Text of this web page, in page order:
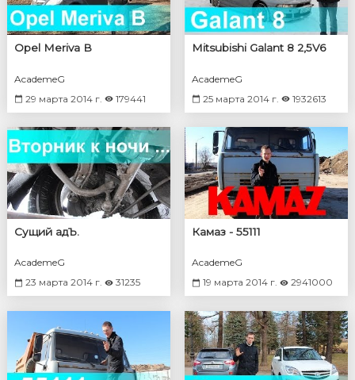
Opel Meriva B
AcademeG
29 марта 2014 г.
179441
Mitsubishi Galant 8 2,5V6
AcademeG
25 марта 2014 г.
1932613
Сущий адЪ.
AcademeG
23 марта 2014 г.
31235
Камаз - 55111
AcademeG
19 марта 2014 г.
2941000